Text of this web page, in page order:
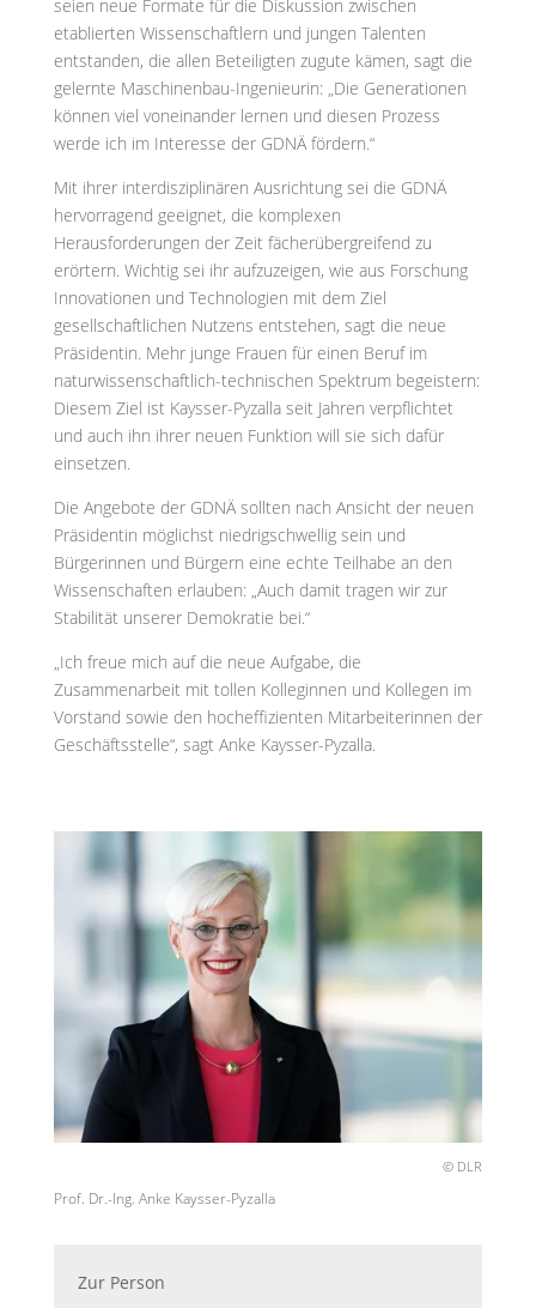
seien neue Formate für die Diskussion zwischen
etablierten Wissenschaftlern und jungen Talenten
entstanden, die allen Beteiligten zugute kämen, sagt die
gelernte Maschinenbau-Ingenieurin: „Die Generationen
können viel voneinander lernen und diesen Prozess
werde ich im Interesse der GDNÄ fördern.“
Mit ihrer interdisziplinären Ausrichtung sei die GDNÄ
hervorragend geeignet, die komplexen
Herausforderungen der Zeit fächerübergreifend zu
erörtern. Wichtig sei ihr aufzuzeigen, wie aus Forschung
Innovationen und Technologien mit dem Ziel
gesellschaftlichen Nutzens entstehen, sagt die neue
Präsidentin. Mehr junge Frauen für einen Beruf im
naturwissenschaftlich-technischen Spektrum begeistern:
Diesem Ziel ist Kaysser-Pyzalla seit Jahren verpflichtet
und auch ihn ihrer neuen Funktion will sie sich dafür
einsetzen.
Die Angebote der GDNÄ sollten nach Ansicht der neuen
Präsidentin möglichst niedrigschwellig sein und
Bürgerinnen und Bürgern eine echte Teilhabe an den
Wissenschaften erlauben: „Auch damit tragen wir zur
Stabilität unserer Demokratie bei.“
„Ich freue mich auf die neue Aufgabe, die
Zusammenarbeit mit tollen Kolleginnen und Kollegen im
Vorstand sowie den hocheffizienten Mitarbeiterinnen der
Geschäftsstelle“, sagt Anke Kaysser-Pyzalla.
© DLR
Prof. Dr.-Ing. Anke Kaysser-Pyzalla
Zur Person